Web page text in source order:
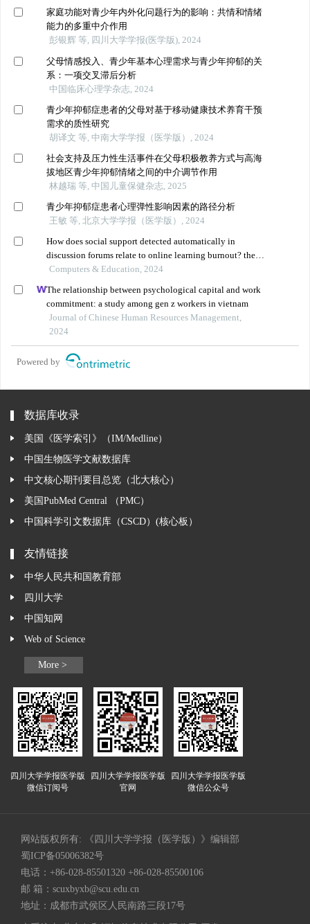
家庭功能对青少年内外化问题行为的影响：共情和情绪
能力的多重中介作用
彭银辉 等, 四川大学学报(医学版), 2024
父母情感投入、青少年基本心理需求与青少年抑郁的关
系：一项交叉滞后分析
中国临床心理学杂志, 2024
青少年抑郁症患者的父母对基于移动健康技术养育干预
需求的质性研究
胡译文 等, 中南大学学报（医学版）, 2024
社会支持及压力性生活事件在父母积极教养方式与高海
拔地区青少年抑郁情绪之间的中介调节作用
林越瑞 等, 中国儿童保健杂志, 2025
青少年抑郁症患者心理弹性影响因素的路径分析
王敏 等, 北京大学学报（医学版）, 2024
How does social support detected automatically in
discussion forums relate to online learning burnout? the
moderating role of students' self-regulated learning
Computers & Education, 2024
The relationship between psychological capital and work
commitment: a study among gen z workers in vietnam
Journal of Chinese Human Resources Management,
2024
Powered by
数据库收录
美国《医学索引》（IM/Medline）
中国生物医学文献数据库
中文核心期刊要目总览（北大核心）
美国PubMed Central （PMC）
中国科学引文数据库（CSCD）(核心板）
友情链接
中华人民共和国教育部
四川大学
中国知网
Web of Science
More >
四川大学学报医学版
微信订阅号
四川大学学报医学版
官网
四川大学学报医学版
微信公众号
网站版权所有: 《四川大学学报（医学版）》编辑部
蜀ICP备05006382号
电话：+86-028-85501320 +86-028-85500106
邮 箱： scuxbyxb@scu.edu.cn
地址：成都市武侯区人民南路三段17号